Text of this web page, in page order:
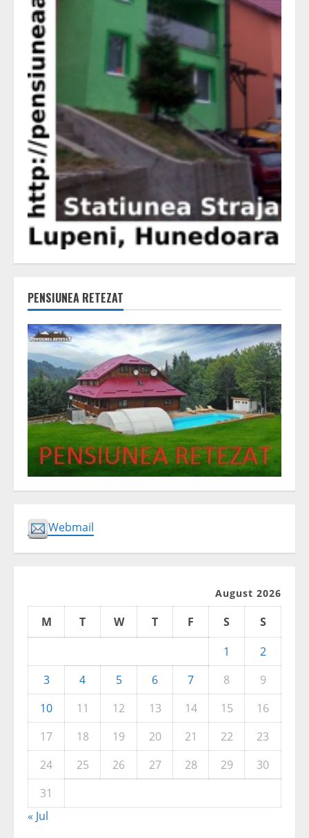
PENSIUNEA RETEZAT
Webmail
August 2026
M T W T F S
S
1
2
3
4 5 6 7 8
9
10
11 12 13 14 15
16
17
18 19 20 21 22
23
24
25 26 27 28 29
30
31
« Jul